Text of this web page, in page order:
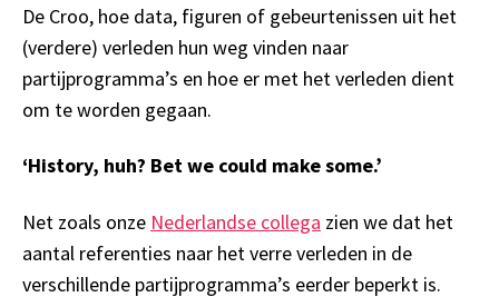
De Croo, hoe data, figuren of gebeurtenissen uit het
(verdere) verleden hun weg vinden naar
partijprogramma’s en hoe er met het verleden dient
om te worden gegaan.
‘History, huh? Bet we could make some.’
Net zoals onze Nederlandse collega zien we dat het
aantal referenties naar het verre verleden in de
verschillende partijprogramma’s eerder beperkt is.